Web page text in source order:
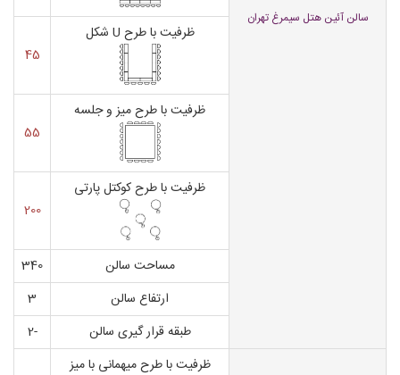
سالن آئین هتل سیمرغ تهران
ظرفیت با طرح U شکل
45
ظرفیت با طرح میز و جلسه
55
ظرفیت با طرح کوکتل پارتی
200
مساحت سالن
340
ارتفاع سالن
3
طبقه قرار گیری سالن
-2
ظرفیت با طرح میهمانی با میز